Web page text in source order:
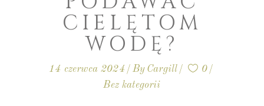
CIELĘTOM
WODĘ?
14 czerwca 2024 By Cargill
0
Bez kategorii